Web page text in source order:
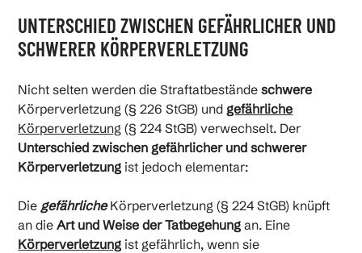
Wie kann ein Strafverteidiger helfen?
UNTERSCHIED ZWISCHEN GEFÄHRLICHER UND
SCHWERER KÖRPERVERLETZUNG
Nicht selten werden die Straftatbeständeschwere
Körperverletzung (§ 226 StGB) und gefährliche
Körperverletzung (§ 224 StGB) verwechselt. Der
Unterschied zwischen gefährlicher und schwerer
Körperverletzung ist jedoch elementar:
Diegefährliche Körperverletzung (§ 224 StGB) knüpft
an dieArt und Weise der Tatbegehung an. Eine
Körperverletzung ist gefährlich, wenn sie